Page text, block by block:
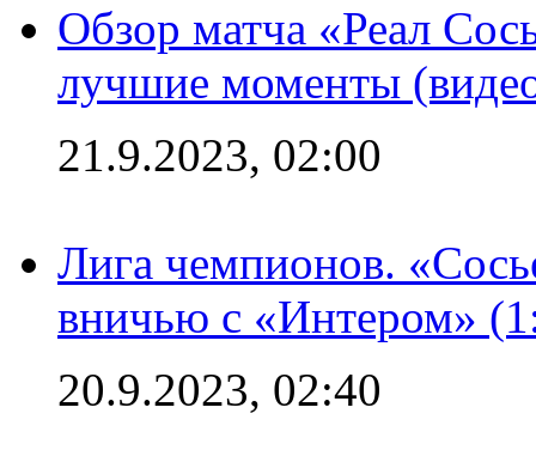
Обзор матча «Реал
лучшие моменты
21.9.2023, 02:00
Лига чемпионов.
вничью с «Интером»
20.9.2023, 02:40